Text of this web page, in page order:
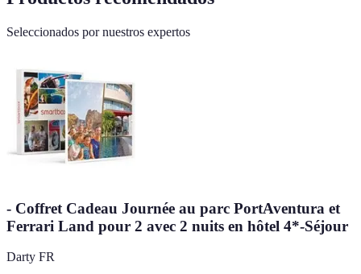
Seleccionados por nuestros expertos
- Coffret Cadeau Journée au parc PortAventura et
Ferrari Land pour 2 avec 2 nuits en hôtel 4*-Séjour
Darty FR